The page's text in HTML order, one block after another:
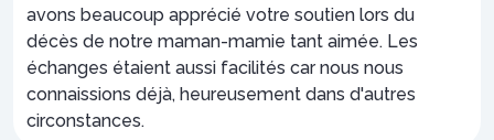
avons beaucoup apprécié votre soutien lors du
décès de notre maman-mamie tant aimée. Les
échanges étaient aussi facilités car nous nous
connaissions déjà, heureusement dans d'autres
circonstances.